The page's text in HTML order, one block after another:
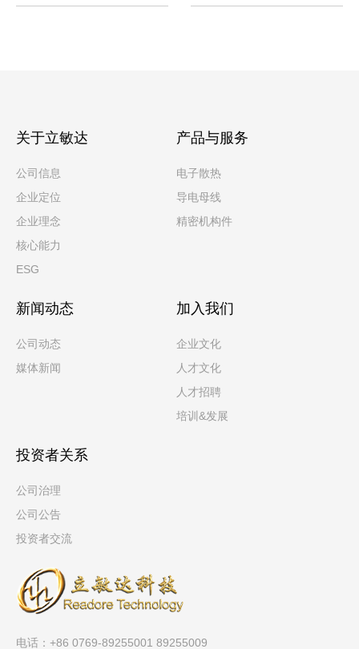
关于立敏达
公司信息
企业定位
企业理念
核心能力
ESG
产品与服务
电子散热
导电母线
精密机构件
新闻动态
公司动态
媒体新闻
加入我们
企业文化
人才文化
人才招聘
培训&发展
投资者关系
公司治理
公司公告
投资者交流
电话：+86 0769-89255001 89255009